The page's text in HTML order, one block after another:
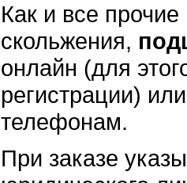
Как и все
скольжения,
онлайн (для
регистрации)
телефонам.
При заказе